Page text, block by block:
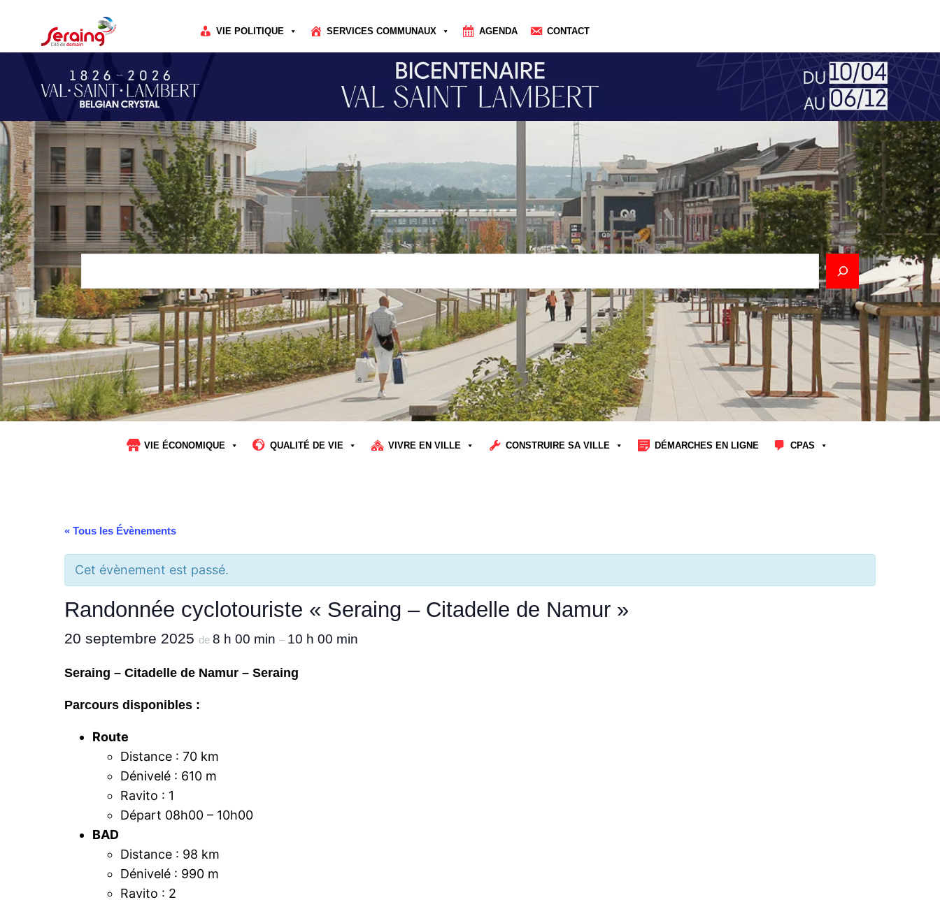
VIE POLITIQUE SERVICES COMMUNAUX AGENDA CONTACT
Rechercher
VIE ÉCONOMIQUE QUALITÉ DE VIE VIVRE EN VILLE CONSTRUIRE SA VILLE DÉMARCHES EN LIGNE CPAS
« Tous les Évènements
Cet évènement est passé.
Randonnée cyclotouriste « Seraing – Citadelle de Namur »
20 septembre 2025 de 8 h 00 min – 10 h 00 min
Seraing – Citadelle de Namur – Seraing
Parcours disponibles :
Route
Distance : 70 km
Dénivelé : 610 m
Ravito : 1
Départ 08h00 – 10h00
BAD
Distance : 98 km
Dénivelé : 990 m
Ravito : 2